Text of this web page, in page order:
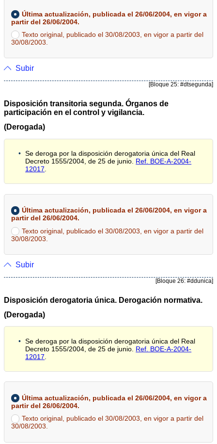
Última actualización, publicada el 26/06/2004, en vigor a
partir del 26/06/2004.
Texto original, publicado el 30/08/2003, en vigor a partir del
30/08/2003.
Subir
[Bloque 25: #dtsegunda]
Disposición transitoria segunda. Órganos de
participación en el control y vigilancia.
(Derogada)
Se deroga por la disposición derogatoria única del Real
Decreto 1555/2004, de 25 de junio. Ref. BOE-A-2004-
12017.
Última actualización, publicada el 26/06/2004, en vigor a
partir del 26/06/2004.
Texto original, publicado el 30/08/2003, en vigor a partir del
30/08/2003.
Subir
[Bloque 26: #ddunica]
Disposición derogatoria única. Derogación normativa.
(Derogada)
Se deroga por la disposición derogatoria única del Real
Decreto 1555/2004, de 25 de junio. Ref. BOE-A-2004-
12017
Última actualización, publicada el 26/06/2004, en vigor a
partir del 26/06/2004.
Texto original, publicado el 30/08/2003, en vigor a partir del
30/08/2003.